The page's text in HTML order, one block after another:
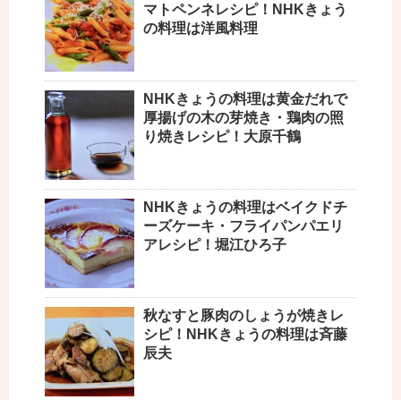
マトペンネレシピ！NHKきょう
の料理は洋風料理
NHKきょうの料理は黄金だれで
厚揚げの木の芽焼き・鶏肉の照
り焼きレシピ！大原千鶴
NHKきょうの料理はベイクドチ
ーズケーキ・フライパンパエリ
アレシピ！堀江ひろ子
秋なすと豚肉のしょうが焼きレ
シピ！NHKきょうの料理は斉藤
辰夫